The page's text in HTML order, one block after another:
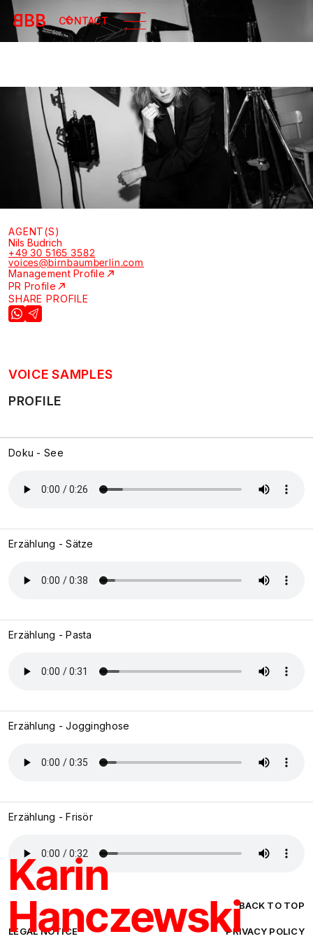
BBB CONTACT
Karin
Hanczewski
AGENT(S)
Nils Budrich
+49 30 5165 3582
voices@birnbaumberlin.com
Management Profile
PR Profile
SHARE PROFILE
VOICE SAMPLES
PROFILE
Doku - See
Erzählung - Sätze
Erzählung - Pasta
Erzählung - Jogginghose
Erzählung - Frisör
LEGAL NOTICE PRIVACY POLICY
BACK TO TOP